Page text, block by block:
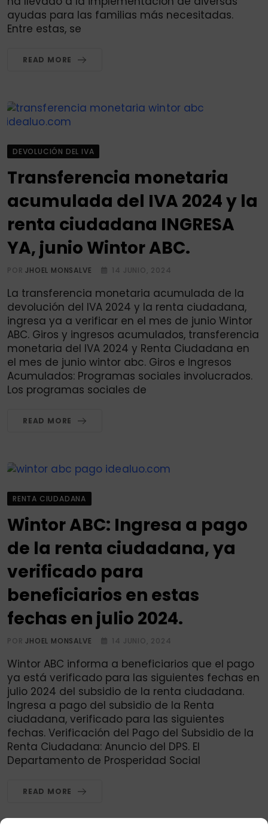
ayudas para las familias más necesitadas.
Entre estas, se
READ MORE
DEVOLUCIÓN DEL IVA
Transferencia monetaria
acumulada del IVA 2024 y la
renta ciudadana INGRESA
YA, junio Wintor ABC.
PORJHOEL MONSALVE 14 JUNIO, 2024
La transferencia monetaria acumulada de la
devolución del IVA 2024 y la renta ciudadana,
ingresa ya a verificar en el mes de junio Wintor
ABC. Giros y ingresos acumulados, transferencia
monetaria del IVA 2024 y Renta Ciudadana en
el mes de junio wintor abc. Giros e Ingresos
Acumulados: Programas sociales involucrados.
Los programas sociales de
READ MORE
RENTA CIUDADANA
Wintor ABC: Ingresa a pago
de la renta ciudadana, ya
verificado para
beneficiarios en estas
fechas en julio 2024.
PORJHOEL MONSALVE 14 JUNIO, 2024
Wintor ABC informa a beneficiarios que el pago
ya está verificado para las siguientes fechas en
julio 2024 del subsidio de la renta ciudadana.
Ingresa a pago del subsidio de la Renta
ciudadana, verificado para las siguientes
fechas. Verificación del Pago del Subsidio de la
Renta Ciudadana: Anuncio del DPS. El
Departamento de Prosperidad Social
READ MORE